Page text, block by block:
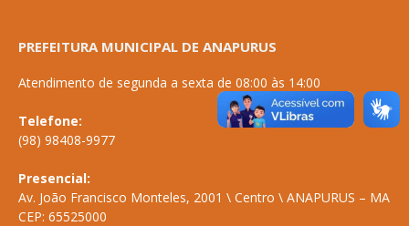
PREFEITURA MUNICIPAL DE ANAPURUS
Atendimento de segunda a sexta de 08:00 às 14:00
Telefone:
(98) 98408-9977
Presencial:
Av. João Francisco Monteles, 2001 \ Centro \ ANAPURUS – MA
CEP: 65525000